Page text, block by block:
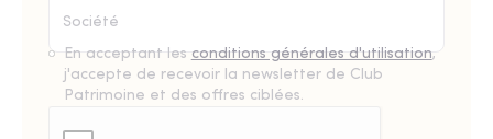
En acceptant les conditions générales d'utilisation,
j'accepte de recevoir la newsletter de Club
Patrimoine et des offres ciblées.